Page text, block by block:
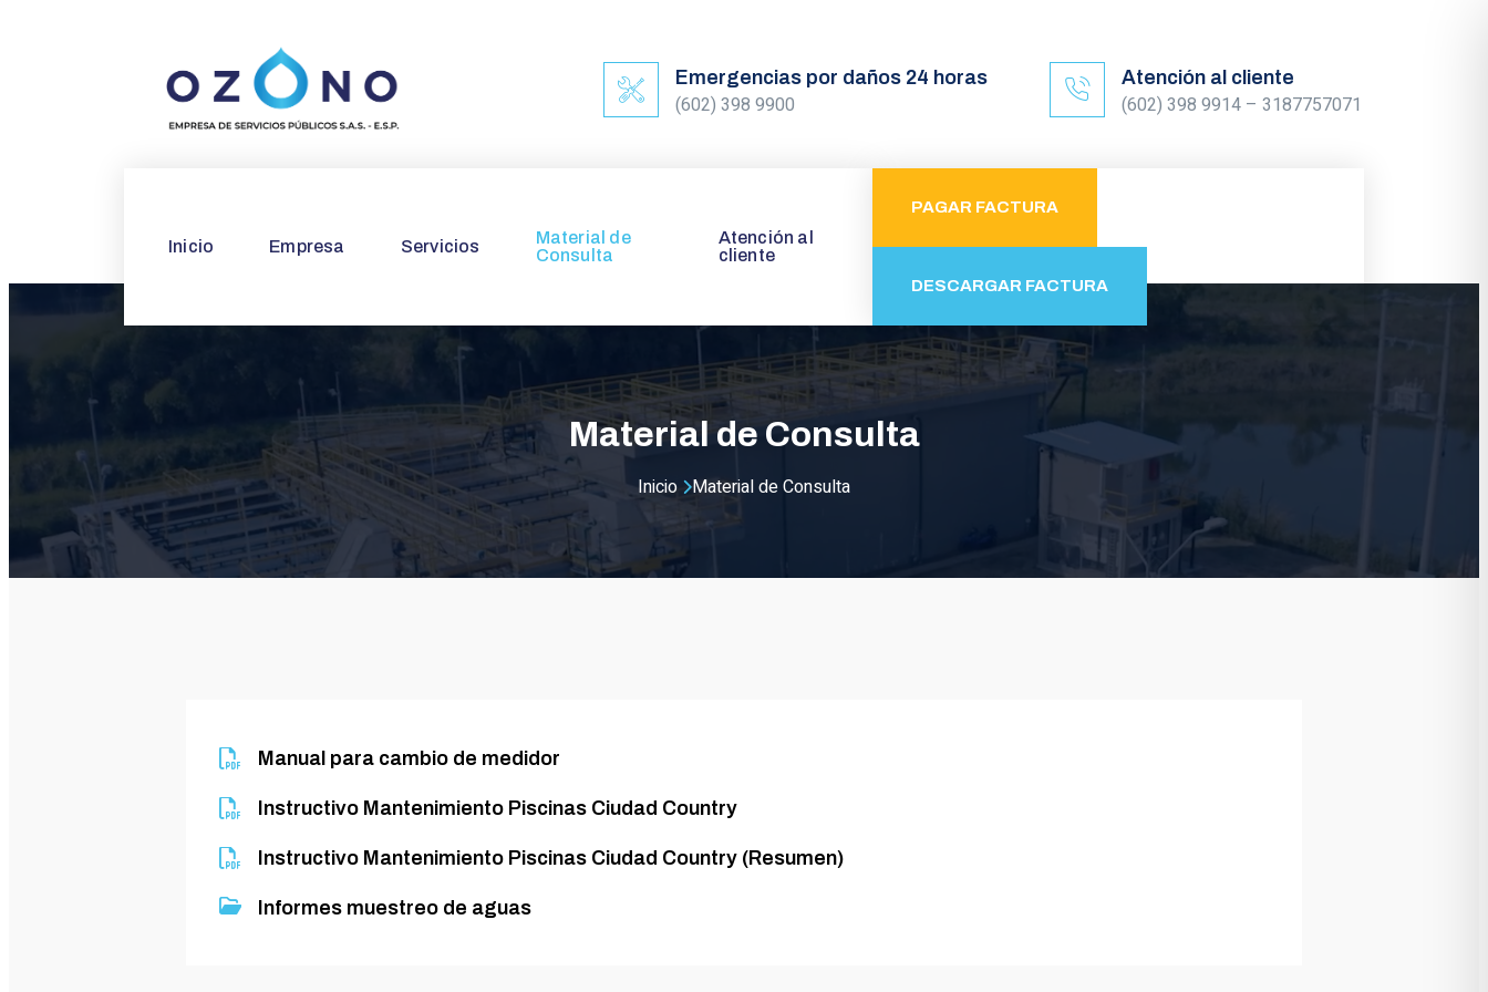
Emergencias por daños 24 horas
(602) 398 9900
Atención al cliente
(602) 398 9914 – 3187757071
Inicio Empresa Servicios
Material de
Consulta
Atención al
cliente
PAGAR FACTURA
DESCARGAR FACTURA
Material de Consulta
Inicio Material de Consulta
Manual para cambio de medidor
Instructivo Mantenimiento Piscinas Ciudad Country
Instructivo Mantenimiento Piscinas Ciudad Country (Resumen)
Informes muestreo de aguas